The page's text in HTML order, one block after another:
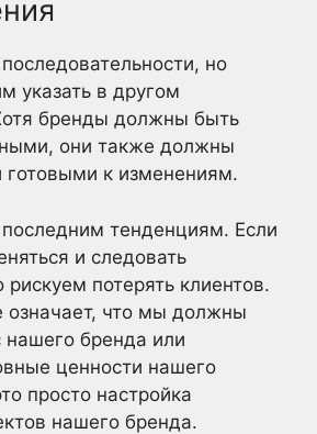
но
указать в другом
бренды должны быть
они также должны
готовыми к изменениям.
последним тенденциям. Если
и следовать
потерять клиентов.
означает, что мы должны
нашего бренда или
ценности нашего
просто настройка
нашего бренда.